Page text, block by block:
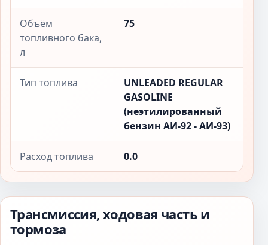
Объём
топливного бака,
л
75
Тип топлива
UNLEADED REGULAR
GASOLINE
(неэтилированный
бензин АИ-92 - АИ-93)
Расход топлива 0.0
Трансмиссия, ходовая часть и
тормоза